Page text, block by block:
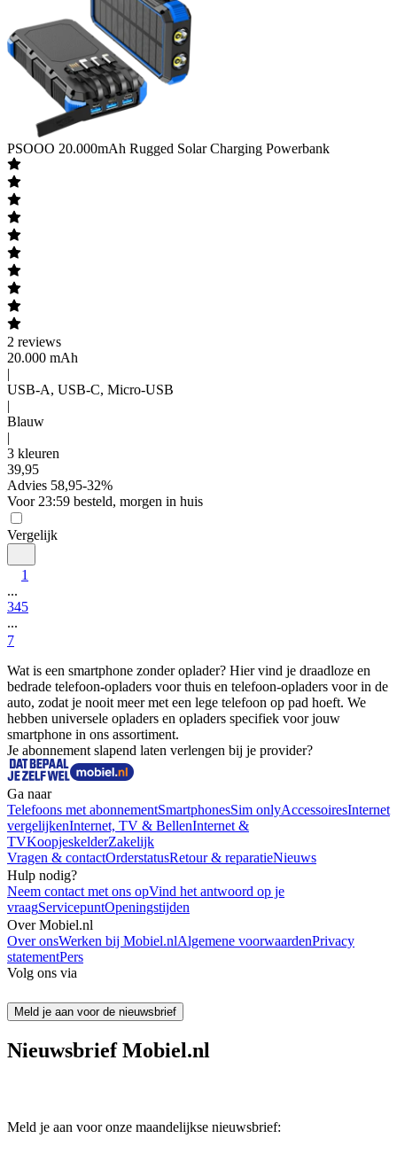
PSOOO 20.000mAh Rugged Solar Charging Powerbank
2 reviews
20.000 mAh
|
USB-A, USB-C, Micro-USB
|
Blauw
|
3 kleuren
39,95
Advies 58,95-32%
Voor 23:59 besteld, morgen in huis
Vergelijk
1
...
345
...
7
Wat is een smartphone zonder oplader? Hier vind je draadloze en
bedrade telefoon-opladers voor thuis en telefoon-opladers voor in de
auto, zodat je nooit meer met een lege telefoon op pad hoeft. We
hebben universele opladers en opladers specifiek voor jouw
smartphone in ons assortiment.
Je abonnement slapend laten verlengen bij je provider?
Ga naar
Telefoons met abonnementSmartphonesSim onlyAccessoiresInternet
vergelijkenInternet, TV & BellenInternet &
TVKoopjeskelderZakelijk
Vragen & contactOrderstatusRetour & reparatieNieuws
Hulp nodig?
Neem contact met ons opVind het antwoord op je
vraagServicepuntOpeningstijden
Over Mobiel.nl
Over onsWerken bij Mobiel.nlAlgemene voorwaardenPrivacy
statementPers
Volg ons via
Meld je aan voor de nieuwsbrief
Nieuwsbrief Mobiel.nl
Meld je aan voor onze maandelijkse nieuwsbrief: